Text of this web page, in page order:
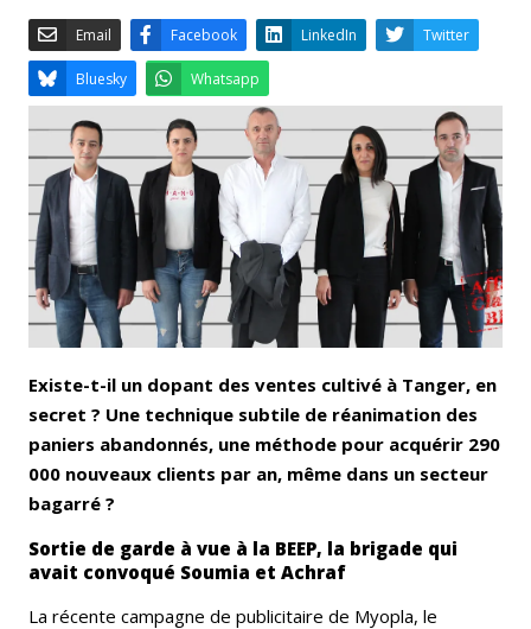
Email Facebook LinkedIn
Bluesky Whatsapp
Existe-t-il un dopant des ventes cultivé à Tanger, en
secret ? Une technique subtile de réanimation des
paniers abandonnés, une méthode pour acquérir 290
000 nouveaux clients par an, même dans un secteur
bagarré ?
Sortie de garde à vue à la BEEP, la brigade qui
avait convoqué Soumia et Achraf
La récente campagne de publicitaire de Myopla, le